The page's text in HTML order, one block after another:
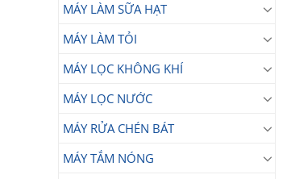
MÁY LÀM SỮA HẠT
MÁY LÀM TỎI
MÁY LỌC KHÔNG KHÍ
MÁY LỌC NƯỚC
MÁY RỬA CHÉN BÁT
MÁY TẮM NÓNG